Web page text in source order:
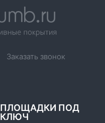
Заказать звонок
ПЛОЩАДКИ ПОД
КЛЮЧ